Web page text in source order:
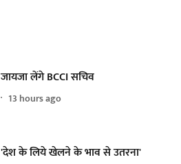
जायजा लेंगे BCCI सचिव
13 hours ago
'देश के लिये खेलने के भाव से उतरना'